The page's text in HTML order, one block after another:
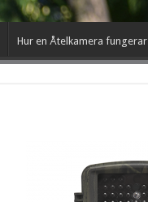
Hur en Åtelkamera fungerar